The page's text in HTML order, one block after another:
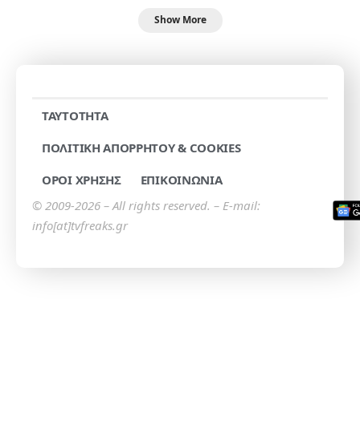
Show More
TAYTOTHTA
ΠΟΛΙΤΙΚΗ ΑΠΟΡΡΗΤΟΥ & COOKIES
ΟΡΟΙ ΧΡΗΣΗΣ
ΕΠΙΚΟΙΝΩΝΙΑ
© 2009-2026 – All rights reserved. – E-mail:
info[at]tvfreaks.gr